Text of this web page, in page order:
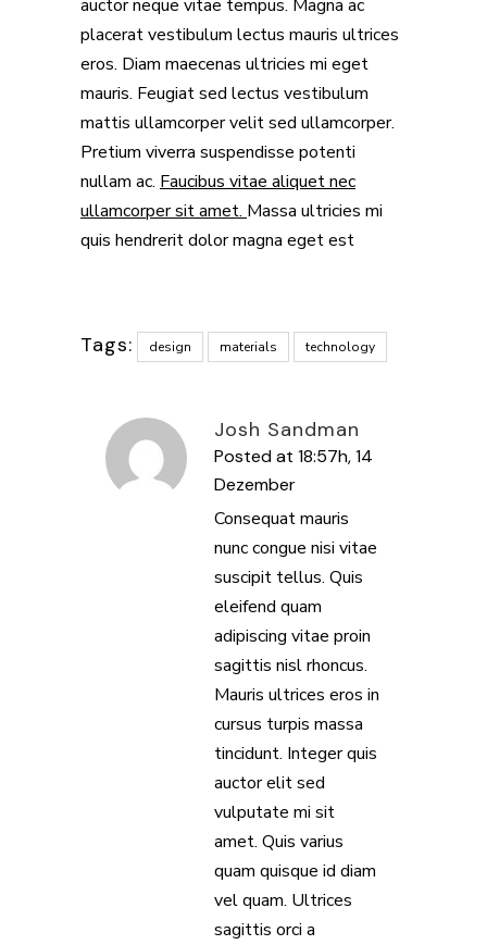
auctor neque vitae tempus. Magna ac
placerat vestibulum lectus mauris ultrices
eros. Diam maecenas ultricies mi eget
mauris. Feugiat sed lectus vestibulum
mattis ullamcorper velit sed ullamcorper.
Pretium viverra suspendisse potenti
nullam ac. Faucibus vitae aliquet nec
ullamcorper sit amet. Massa ultricies mi
quis hendrerit dolor magna eget est
Tags: design materials technology
Josh Sandman
Posted at 18:57h, 14
Dezember
Consequat mauris
nunc congue nisi vitae
suscipit tellus. Quis
eleifend quam
adipiscing vitae proin
sagittis nisl rhoncus.
Mauris ultrices eros in
cursus turpis massa
tincidunt. Integer quis
auctor elit sed
vulputate mi sit
amet. Quis varius
quam quisque id diam
vel quam. Ultrices
sagittis orci a